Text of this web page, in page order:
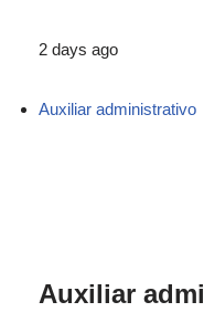
2 days ago
Auxiliar administrativo
Auxiliar